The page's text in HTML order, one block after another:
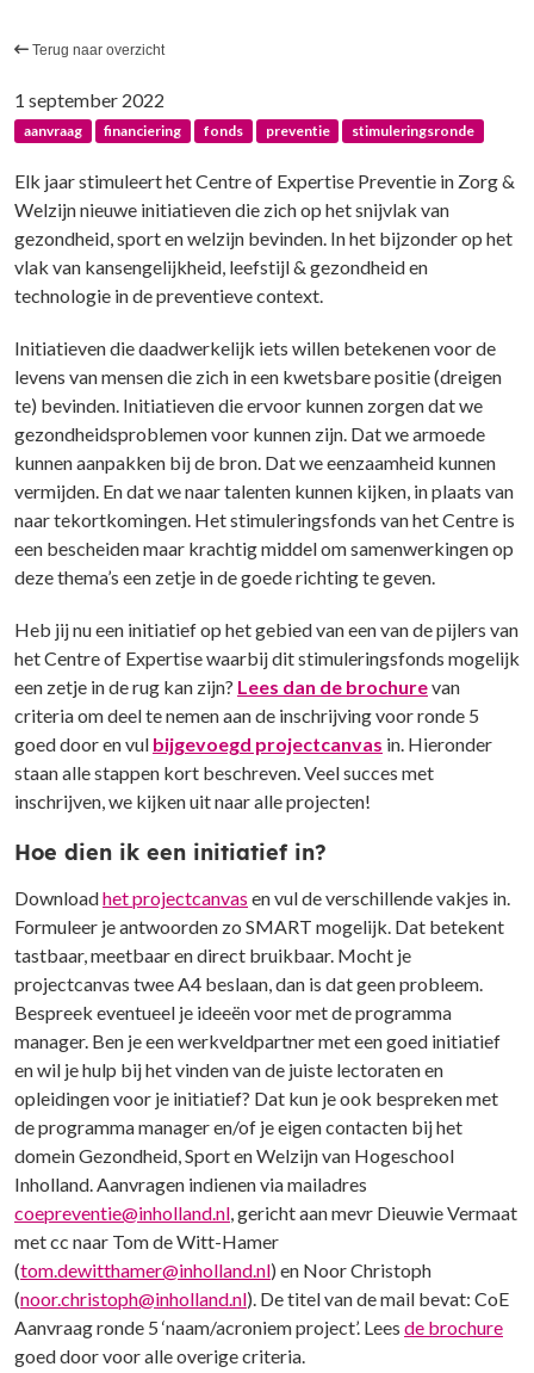
Terug naar overzicht
1 september 2022
aanvraag financiering fonds preventie stimuleringsronde
Elk jaar stimuleert het Centre of Expertise Preventie in Zorg &
Welzijn nieuwe initiatieven die zich op het snijvlak van
gezondheid, sport en welzijn bevinden. In het bijzonder op het
vlak van kansengelijkheid, leefstijl & gezondheid en
technologie in de preventieve context.
Initiatieven die daadwerkelijk iets willen betekenen voor de
levens van mensen die zich in een kwetsbare positie (dreigen
te) bevinden. Initiatieven die ervoor kunnen zorgen dat we
gezondheidsproblemen voor kunnen zijn. Dat we armoede
kunnen aanpakken bij de bron. Dat we eenzaamheid kunnen
vermijden. En dat we naar talenten kunnen kijken, in plaats van
naar tekortkomingen. Het stimuleringsfonds van het Centre is
een bescheiden maar krachtig middel om samenwerkingen op
deze thema’s een zetje in de goede richting te geven.
Heb jij nu een initiatief op het gebied van een van de pijlers van
het Centre of Expertise waarbij dit stimuleringsfonds mogelijk
een zetje in de rug kan zijn? Lees dan de brochurevan
criteria om deel te nemen aan de inschrijving voor ronde 5
goed door en vul bijgevoegd projectcanvas in. Hieronder
staan alle stappen kort beschreven. Veel succes met
inschrijven, we kijken uit naar alle projecten!
Hoe dien ik een initiatief in?
Downloadhet projectcanvas en vul de verschillende vakjes in.
Formuleer je antwoorden zo SMART mogelijk. Dat betekent
tastbaar, meetbaar en direct bruikbaar. Mocht je
projectcanvas twee A4 beslaan, dan is dat geen probleem.
Bespreek eventueel je ideeën voor met de programma
manager. Ben je een werkveldpartner met een goed initiatief
en wil je hulp bij het vinden van de juiste lectoraten en
opleidingen voor je initiatief? Dat kun je ook bespreken met
de programma manager en/of je eigen contacten bij het
domein Gezondheid, Sport en Welzijn van Hogeschool
Inholland. Aanvragen indienen via mailadres
coepreventie@inholland.nl, gericht aan mevr Dieuwie Vermaat
met cc naar Tom de Witt-Hamer
(tom.dewitthamer@inholland.nl) en Noor Christoph
(noor.christoph@inholland.nl). De titel van de mail bevat: CoE
Aanvraag ronde 5 ‘naam/acroniem project’. Lees de brochure
goed door voor alle overige criteria.